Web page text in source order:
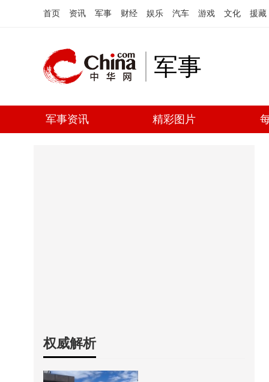
首页 资讯 军事 财经 娱乐 汽车 游戏 文化 援藏
军事
军事资讯 精彩图片
权威解析